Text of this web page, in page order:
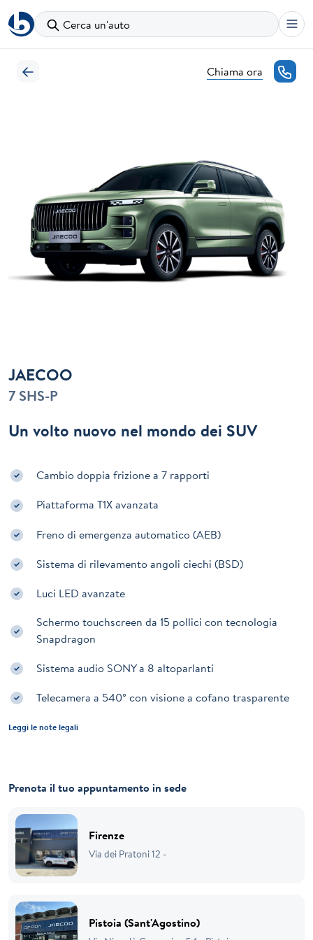
Cerca un'auto
Chiama ora
JAECOO
7 SHS-P
Un volto nuovo nel mondo dei SUV
Cambio doppia frizione a 7 rapporti
Piattaforma T1X avanzata
Freno di emergenza automatico (AEB)
Sistema di rilevamento angoli ciechi (BSD)
Luci LED avanzate
Schermo touchscreen da 15 pollici con tecnologia
Snapdragon
Sistema audio SONY a 8 altoparlanti
Telecamera a 540° con visione a cofano trasparente
Leggi le note legali
Prenota il tuo appuntamento in sede
Firenze
Via dei Pratoni 12 -
Pistoia (Sant'Agostino)